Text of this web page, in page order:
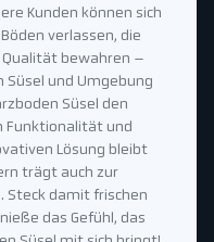
Kunden können sich
verlassen, die
bewahren –
Süsel und Umgebung
Süsel den
Funktionalität und
Lösung bleibt
trägt auch zur
Steck damit frischen
das Gefühl, das